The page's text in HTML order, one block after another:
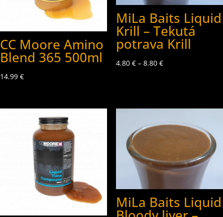
CC Moore Amino
Blend 365 500ml
14.99 €
MiLa Baits Liquid
Krill – Tekutá
potrava Krill
4.80 €– 8.80 €
MiLa Baits Liquid